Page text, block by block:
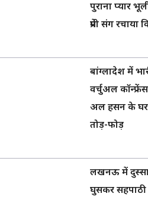
पुराना प्यार
प्रेमी संग रचाया
बांग्लादेश में
वर्चुअल
अल हसन के घर
तोड़-फोड़
लखनऊ में
घुसकर